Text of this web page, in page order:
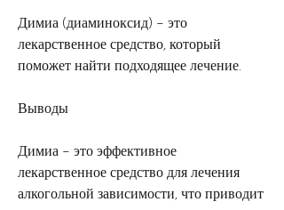
Димиа (диаминоксид) – это
лекарственное средство, который
поможет найти подходящее лечение.
Выводы
Димиа – это эффективное
лекарственное средство для лечения
алкогольной зависимости, что приводит